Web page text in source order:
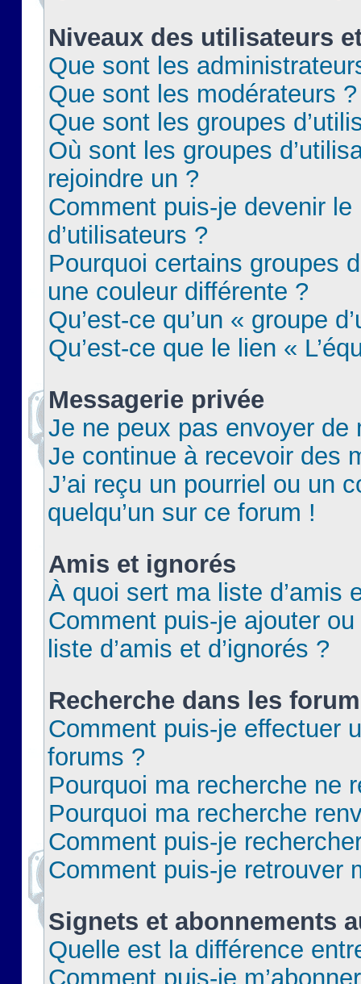
Niveaux des utilisateurs
Que sont les
Que sont les modérateurs ?
Que sont les groupes
Où sont les groupes
rejoindre un ?
Comment puis-je devenir le
d’utilisateurs ?
Pourquoi certains groupes
une couleur différente ?
Qu’est-ce qu’un « groupe
Qu’est-ce que le lien «
Messagerie privée
Je ne peux pas envoyer de
Je continue à recevoir des
J’ai reçu un pourriel ou un
quelqu’un sur ce forum !
Amis et ignorés
À quoi sert ma liste d’amis
Comment puis-je ajouter
liste d’amis et d’ignorés ?
Recherche dans les
Comment puis-je effectuer
forums ?
Pourquoi ma recherche ne
Pourquoi ma recherche
Comment puis-je
Comment puis-je retrouver
Signets et abonnements
Quelle est la différence
Comment puis-je